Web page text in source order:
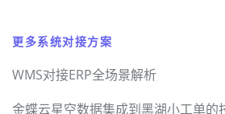
更多系统对接方案
WMS对接ERP全场景解析
金蝶云星空数据集成到黑湖小工单的